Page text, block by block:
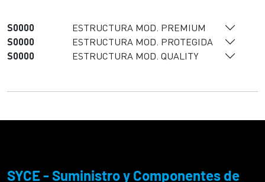
S0000
ESTRUCTURA MOD. PREMIUM
S0000
ESTRUCTURA MOD. PROTEGIDA
S0000
ESTRUCTURA MOD. QUALITY
SYCE - Suministro y Componentes de